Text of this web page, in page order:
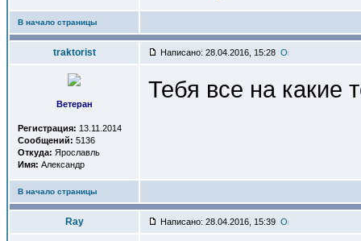
В начало страницы
traktorist Написано: 28.04.2016, 15:28
Ветеран
Регистрация: 13.11.2014
Сообщений: 5136
Откуда: Ярославль
Имя: Александр
Тебя все на какие
В начало страницы
Ray Написано: 28.04.2016, 15:39